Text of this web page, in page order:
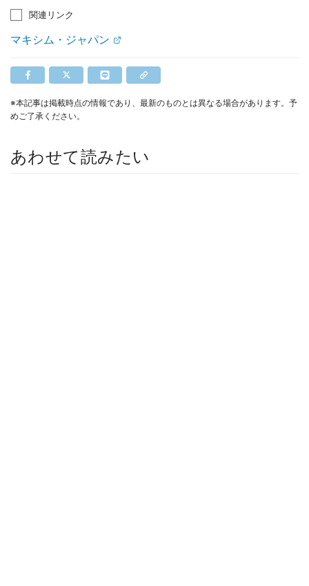
関連リンク
マキシム・ジャパン
※本記事は掲載時点の情報であり、最新のものとは異なる場合があります。予
めご了承ください。
あわせて読みたい